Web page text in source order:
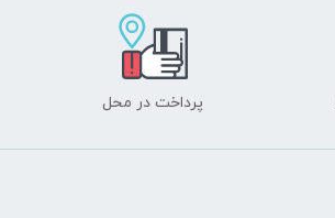
پرداخت در محل